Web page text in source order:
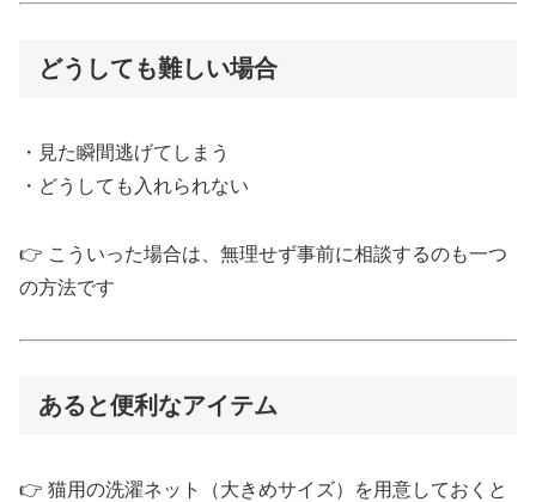
どうしても難しい場合
・見た瞬間逃げてしまう
・どうしても入れられない
👉 こういった場合は、無理せず事前に相談するのも一つ
の方法です
あると便利なアイテム
👉 猫用の洗濯ネット（大きめサイズ）を用意しておくと